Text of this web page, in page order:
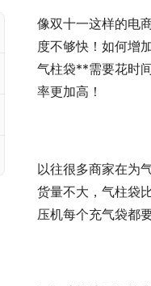
像双十一这样的电
度不够快！如何增
气柱袋**需要花时
率更加高！
以往很多商家在为
货量不大，气柱袋
压机每个充气袋都